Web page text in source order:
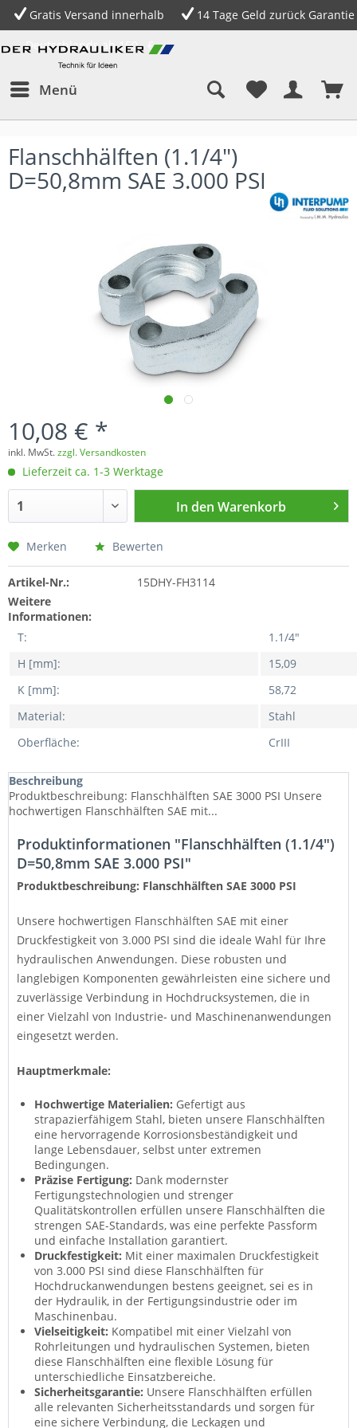
Gratis Versand innerhalb
Deutschlands ab 150,- €
14 Tage Geld zurück Garantie
Menü
Flanschhälften (1.1/4")
D=50,8mm SAE 3.000 PSI
10,08 € *
inkl. MwSt.zzgl. Versandkosten
Lieferzeit ca. 1-3 Werktage
In den Warenkorb
Merken Bewerten
Artikel-Nr.:
15DHY-FH3114
Weitere
Informationen:
T:
1.1/4"
H [mm]:
15,09
K [mm]:
58,72
Material:
Stahl
Oberfläche:
CrIII
Beschreibung
Produktbeschreibung: Flanschhälften SAE 3000 PSI Unsere
hochwertigen Flanschhälften SAE mit...
Produktinformationen "Flanschhälften (1.1/4")
D=50,8mm SAE 3.000 PSI"
Produktbeschreibung: Flanschhälften SAE 3000 PSI
Unsere hochwertigen Flanschhälften SAE mit einer
Druckfestigkeit von 3.000 PSI sind die ideale Wahl für Ihre
hydraulischen Anwendungen. Diese robusten und
langlebigen Komponenten gewährleisten eine sichere und
zuverlässige Verbindung in Hochdrucksystemen, die in
einer Vielzahl von Industrie- und Maschinenanwendungen
eingesetzt werden.
Hauptmerkmale:
Hochwertige Materialien: Gefertigt aus
strapazierfähigem Stahl, bieten unsere Flanschhälften
eine hervorragende Korrosionsbeständigkeit und
lange Lebensdauer, selbst unter extremen
Bedingungen.
Präzise Fertigung: Dank modernster
Fertigungstechnologien und strenger
Qualitätskontrollen erfüllen unsere Flanschhälften die
strengen SAE-Standards, was eine perfekte Passform
und einfache Installation garantiert.
Druckfestigkeit: Mit einer maximalen Druckfestigkeit
von 3.000 PSI sind diese Flanschhälften für
Hochdruckanwendungen bestens geeignet, sei es in
der Hydraulik, in der Fertigungsindustrie oder im
Maschinenbau.
Vielseitigkeit: Kompatibel mit einer Vielzahl von
Rohrleitungen und hydraulischen Systemen, bieten
diese Flanschhälften eine flexible Lösung für
unterschiedliche Einsatzbereiche.
Sicherheitsgarantie: Unsere Flanschhälften erfüllen
alle relevanten Sicherheitsstandards und sorgen für
eine sichere Verbindung, die Leckagen und